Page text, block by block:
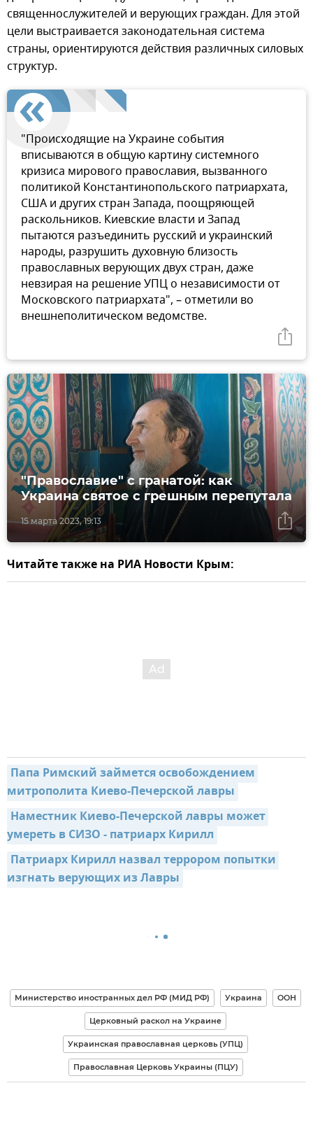
священнослужителей и верующих граждан. Для этой
цели выстраивается законодательная система
страны, ориентируются действия различных силовых
структур.
"Происходящие на Украине события
вписываются в общую картину системного
кризиса мирового православия, вызванного
политикой Константинопольского патриархата,
США и других стран Запада, поощряющей
раскольников. Киевские власти и Запад
пытаются разъединить русский и украинский
народы, разрушить духовную близость
православных верующих двух стран, даже
невзирая на решение УПЦ о независимости от
Московского патриархата", – отметили во
внешнеполитическом ведомстве.
15 марта 2023, 19:13
"Православие" с гранатой: как
Украина святое с грешным перепутала
Читайте также на РИА Новости Крым:
Папа Римский займется освобождением
митрополита Киево-Печерской лавры
Наместник Киево-Печерской лавры может
умереть в СИЗО - патриарх Кирилл
Патриарх Кирилл назвал террором попытки
изгнать верующих из Лавры
Министерство иностранных дел РФ (МИД РФ) Украина ООН
Церковный раскол на Украине
Украинская православная церковь (УПЦ)
Православная Церковь Украины (ПЦУ)